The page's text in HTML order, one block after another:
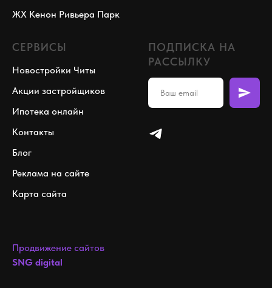
ЖХ Кенон Ривьера Парк
СЕРВИСЫ
Новостройки Читы
Акции застройщиков
Ипотека онлайн
Контакты
Блог
Реклама на сайте
Карта сайта
ПОДПИСКА НА
РАССЫЛКУ
Продвижение сайтов
SNG digital